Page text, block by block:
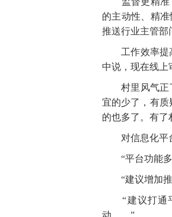
的主动性、精
推送行业主管部
工作效率提高
中说，现在线上
村里风气正了
宜的少了，有质
的也多了。有了
对信息化平台
“平台功能多
“建议增加推
“建议打通平
动……”